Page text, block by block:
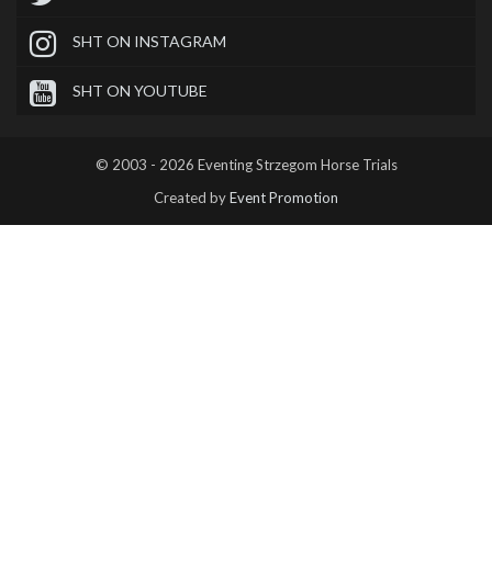
SHT ON INSTAGRAM
SHT ON YOUTUBE
© 2003 - 2026 Eventing Strzegom Horse Trials
Created byEvent Promotion